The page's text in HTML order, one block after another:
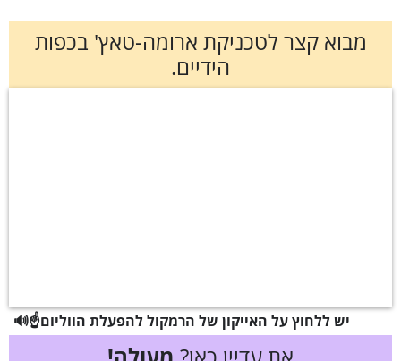
מבוא קצר לטכניקת ארומה-טאץ' בכפות
הידיים.
🔊☝️יש ללחוץ על האייקון של הרמקול להפעלת הווליום